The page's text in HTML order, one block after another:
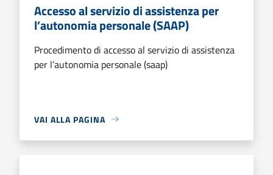
Accesso al servizio di assistenza per
l’autonomia personale (SAAP)
Procedimento di accesso al servizio di assistenza
per l’autonomia personale (saap)
VAI ALLA PAGINA